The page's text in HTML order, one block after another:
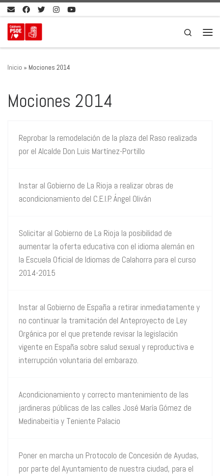
Saltar al contenido
Search
Inicio » Mociones 2014
Mociones 2014
Reprobar la remodelación de la plaza del Raso realizada
por el Alcalde Don Luis Martínez-Portillo
Instar al Gobierno de La Rioja a realizar obras de
acondicionamiento del C.E.I.P. Ángel Oliván
Solicitar al Gobierno de La Rioja la posibilidad de
aumentar la oferta educativa con el idioma alemán en
la Escuela Oficial de Idiomas de Calahorra para el curso
2014-2015
Instar al Gobierno de España a retirar inmediatamente y
no continuar la tramitación del Anteproyecto de Ley
Orgánica por el que pretende revisar la legislación
vigente en España sobre salud sexual y reproductiva e
interrupción voluntaria del embarazo.
Acondicionamiento y correcto mantenimiento de las
jardineras públicas de las calles José María Gómez de
Medinabeitia y Teniente Palacio
Poner en marcha un Protocolo de Concesión de Ayudas,
por parte del Ayuntamiento de nuestra ciudad, para el